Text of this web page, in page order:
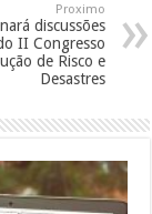
Proximo
discussões
II Congresso
de Risco e
Desastres